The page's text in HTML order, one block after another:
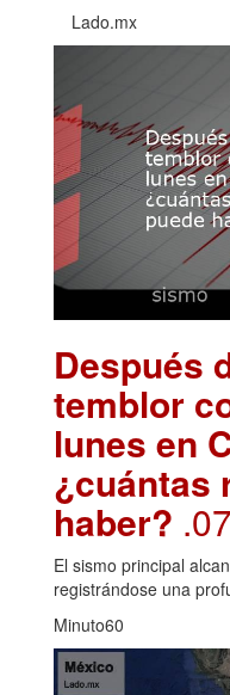
Lado.mx
Después
temblor
lunes en
¿cuántas
haber?
El sismo principal
registrándose una
Minuto60